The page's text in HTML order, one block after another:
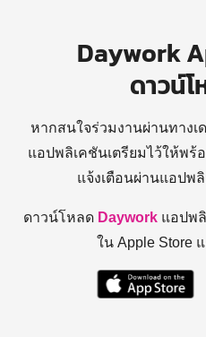
Daywork
ดาวน์
หากสนใจร่วมงานผ่านทางเ
แอปพลิเคชันเตรียมไว้ให้พร้
แจ้งเตือนผ่านแอปพ
ดาวน์โหลด Daywork แอปพ
ใน Apple Store